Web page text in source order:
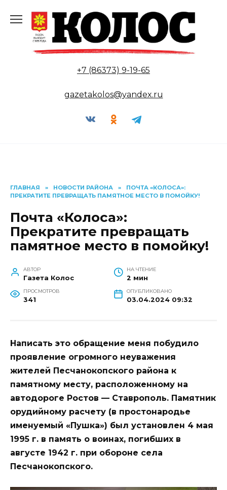
содержанию
+7 (86373) 9-19-65
gazetakolos@yandex.ru
ГЛАВНАЯ » НОВОСТИ РАЙОНА »
ПОЧТА «КОЛОСА»:
ПРЕКРАТИТЕ ПРЕВРАЩАТЬ ПАМЯТНОЕ МЕСТО В ПОМОЙКУ!
Почта «Колоса»:
Прекратите превращать
памятное место в помойку!
АВТОР
Газета Колос
НА ЧТЕНИЕ
2 мин
ПРОСМОТРОВ
341
ОПУБЛИКОВАНО
03.04.2024 09:32
Написать это обращение меня побудило
проявление огромного неуважения
жителей Песчанокопского района к
памятному месту, расположенному на
автодороге Ростов — Ставрополь. Памятник
орудийному расчету (в простонародье
именуемый «Пушка») был установлен 4 мая
1995 г. в память о воинах, погибших в
августе 1942 г. при обороне села
Песчанокопского.